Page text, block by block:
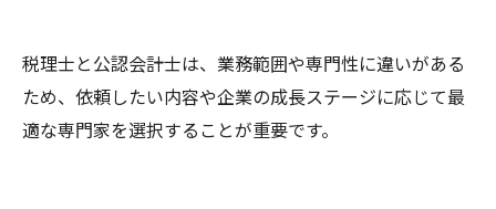
税理士と公認会計士は、業務範囲や専門性に違いがある
ため、依頼したい内容や企業の成長ステージに応じて最
適な専門家を選択することが重要です。